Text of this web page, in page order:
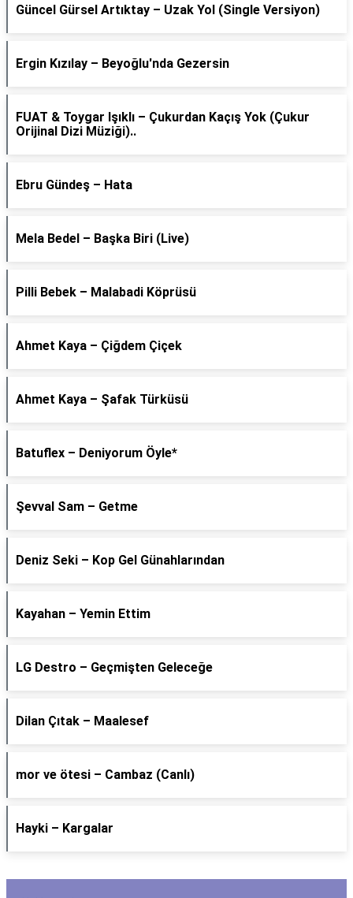
Güncel Gürsel Artıktay – Uzak Yol (Single Versiyon)
Ergin Kızılay – Beyoğlu'nda Gezersin
FUAT & Toygar Işıklı – Çukurdan Kaçış Yok (Çukur
Orijinal Dizi Müziği)..
Ebru Gündeş – Hata
Mela Bedel – Başka Biri (Live)
Pilli Bebek – Malabadi Köprüsü
Ahmet Kaya – Çiğdem Çiçek
Ahmet Kaya – Şafak Türküsü
Batuflex – Deniyorum Öyle*
Şevval Sam – Getme
Deniz Seki – Kop Gel Günahlarından
Kayahan – Yemin Ettim
LG Destro – Geçmişten Geleceğe
Dilan Çıtak – Maalesef
​mor ve ötesi – Cambaz (Canlı)
Hayki – Kargalar